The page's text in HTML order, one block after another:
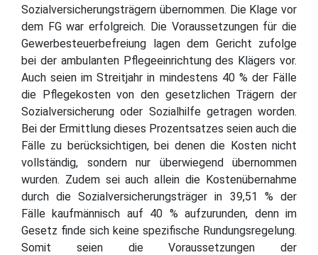
Sozialversicherungsträgern übernommen. Die Klage vor
dem FG war erfolgreich. Die Voraussetzungen für die
Gewerbesteuerbefreiung lagen dem Gericht zufolge
bei der ambulanten Pflegeeinrichtung des Klägers vor.
Auch seien im Streitjahr in mindestens 40 % der Fälle
die Pflegekosten von den gesetzlichen Trägern der
Sozialversicherung oder Sozialhilfe getragen worden.
Bei der Ermittlung dieses Prozentsatzes seien auch die
Fälle zu berücksichtigen, bei denen die Kosten nicht
vollständig, sondern nur überwiegend übernommen
wurden. Zudem sei auch allein die Kostenübernahme
durch die Sozialversicherungsträger in 39,51 % der
Fälle kaufmännisch auf 40 % aufzurunden, denn im
Gesetz finde sich keine spezifische Rundungsregelung.
Somit seien die Voraussetzungen der